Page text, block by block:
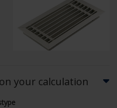
your calculation